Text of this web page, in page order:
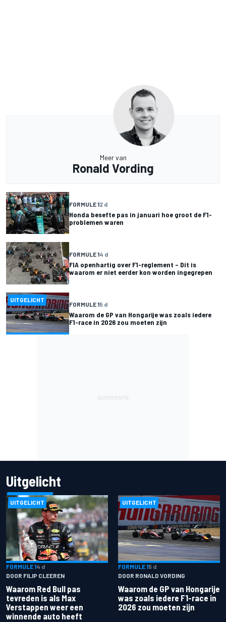
Meer van
Ronald Vording
FORMULE 12 d
Honda besefte pas in januari hoe groot de F1-
problemen waren
FORMULE 14 d
FIA openhartig over F1-reglement – Dit is
waarom er niet eerder kon worden ingegrepen
UITGELICHT
FORMULE 15 d
Waarom de GP van Hongarije was zoals iedere
F1-race in 2026 zou moeten zijn
Uitgelicht
UITGELICHT
FORMULE 14 d
DOOR FILIP CLEEREN
Waarom Red Bull pas
tevreden is als Max
Verstappen weer een
winnende auto heeft
UITGELICHT
FORMULE 15 d
DOOR RONALD VORDING
Waarom de GP van Hongarije
was zoals iedere F1-race in
2026 zou moeten zijn